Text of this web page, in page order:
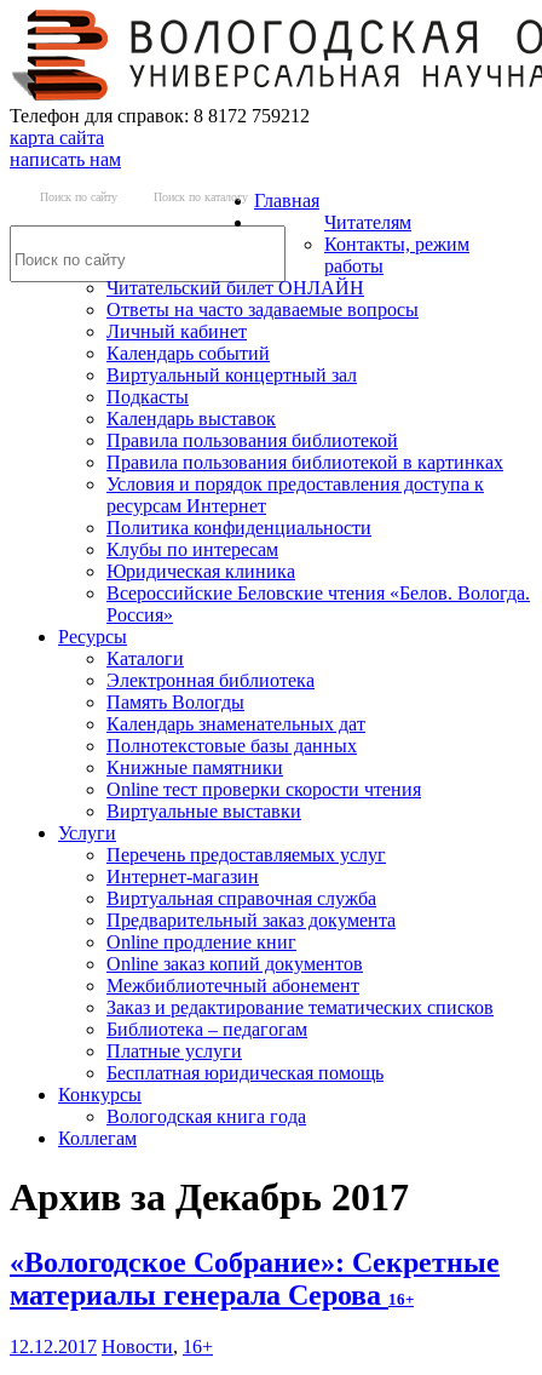
Телефон для справок: 8 8172 759212
карта сайта
написать нам
Поиск по сайту Поиск по каталогу Главная
Читателям
Контакты, режим
работы
Читательский билет ОНЛАЙН
Ответы на часто задаваемые вопросы
Личный кабинет
Календарь событий
Виртуальный концертный зал
Подкасты
Календарь выставок
Правила пользования библиотекой
Правила пользования библиотекой в картинках
Условия и порядок предоставления доступа к
ресурсам Интернет
Политика конфиденциальности
Клубы по интересам
Юридическая клиника
Всероссийские Беловские чтения «Белов. Вологда.
Россия»
Ресурсы
Каталоги
Электронная библиотека
Память Вологды
Календарь знаменательных дат
Полнотекстовые базы данных
Книжные памятники
Online тест проверки скорости чтения
Виртуальные выставки
Услуги
Перечень предоставляемых услуг
Интернет-магазин
Виртуальная справочная служба
Предварительный заказ документа
Online продление книг
Online заказ копий документов
Межбиблиотечный абонемент
Заказ и редактирование тематических списков
Библиотека – педагогам
Платные услуги
Бесплатная юридическая помощь
Конкурсы
Вологодская книга года
Коллегам
Архив за Декабрь 2017
«Вологодское Собрание»: Секретные
материалы генерала Серова 16+
12.12.2017 Новости, 16+